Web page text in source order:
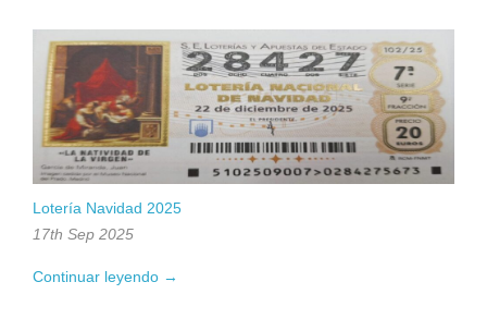
Lotería Navidad 2025
17th Sep 2025
Continuar leyendo →